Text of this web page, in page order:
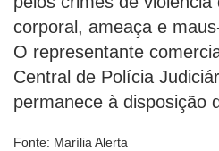
corporal, ameaça e
O representante
Central de Polícia
permanece à disposição
Fonte: Marília Alerta